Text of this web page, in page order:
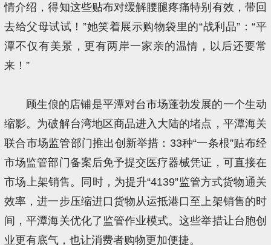
情介绍，得知这些贴布对缓解腰腿疼痛特别有效，带回
去给父母试试！”她笑着展示购物袋里的“战利品”：“平
潭不仅有美景，更有两岸一家亲的温情，以后还要常
来！”
顾生俍的店铺是平潭对台市场蓬勃发展的一个生动
缩影。为破解台湾地区商品进入大陆的堵点，平潭海关
联合市场监管部门推出创新举措：33种“一条根”贴布经
市场监管部门备案后免予提交医疗器械凭证，可直接在
市场上架销售。同时，为提升“4139”监管方式货物通关
效率，进一步压缩进口货物从运抵港口至上架销售的时
间，平潭海关优化了监管作业模式。这些举措让台胞创
业更有底气，也让消费者购物更加便捷。